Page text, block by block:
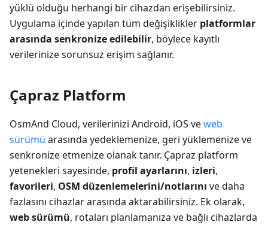
yüklü olduğu herhangi bir cihazdan erişebilirsiniz.
Uygulama içinde yapılan tüm değişiklikler platformlar
arasında senkronize edilebilir, böylece kayıtlı
verilerinize sorunsuz erişim sağlanır.
Çapraz Platform
OsmAnd Cloud, verilerinizi Android, iOS veweb
sürümü arasında yedeklemenize, geri yüklemenize ve
senkronize etmenize olanak tanır. Çapraz platform
yetenekleri sayesinde, profil ayarlarını, izleri,
favorileri, OSM düzenlemelerini/notlarını ve daha
fazlasını cihazlar arasında aktarabilirsiniz. Ek olarak,
web sürümü, rotaları planlamanıza ve bağlı cihazlarda